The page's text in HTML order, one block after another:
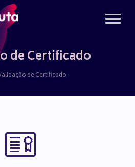
de Certificado
de Certificado